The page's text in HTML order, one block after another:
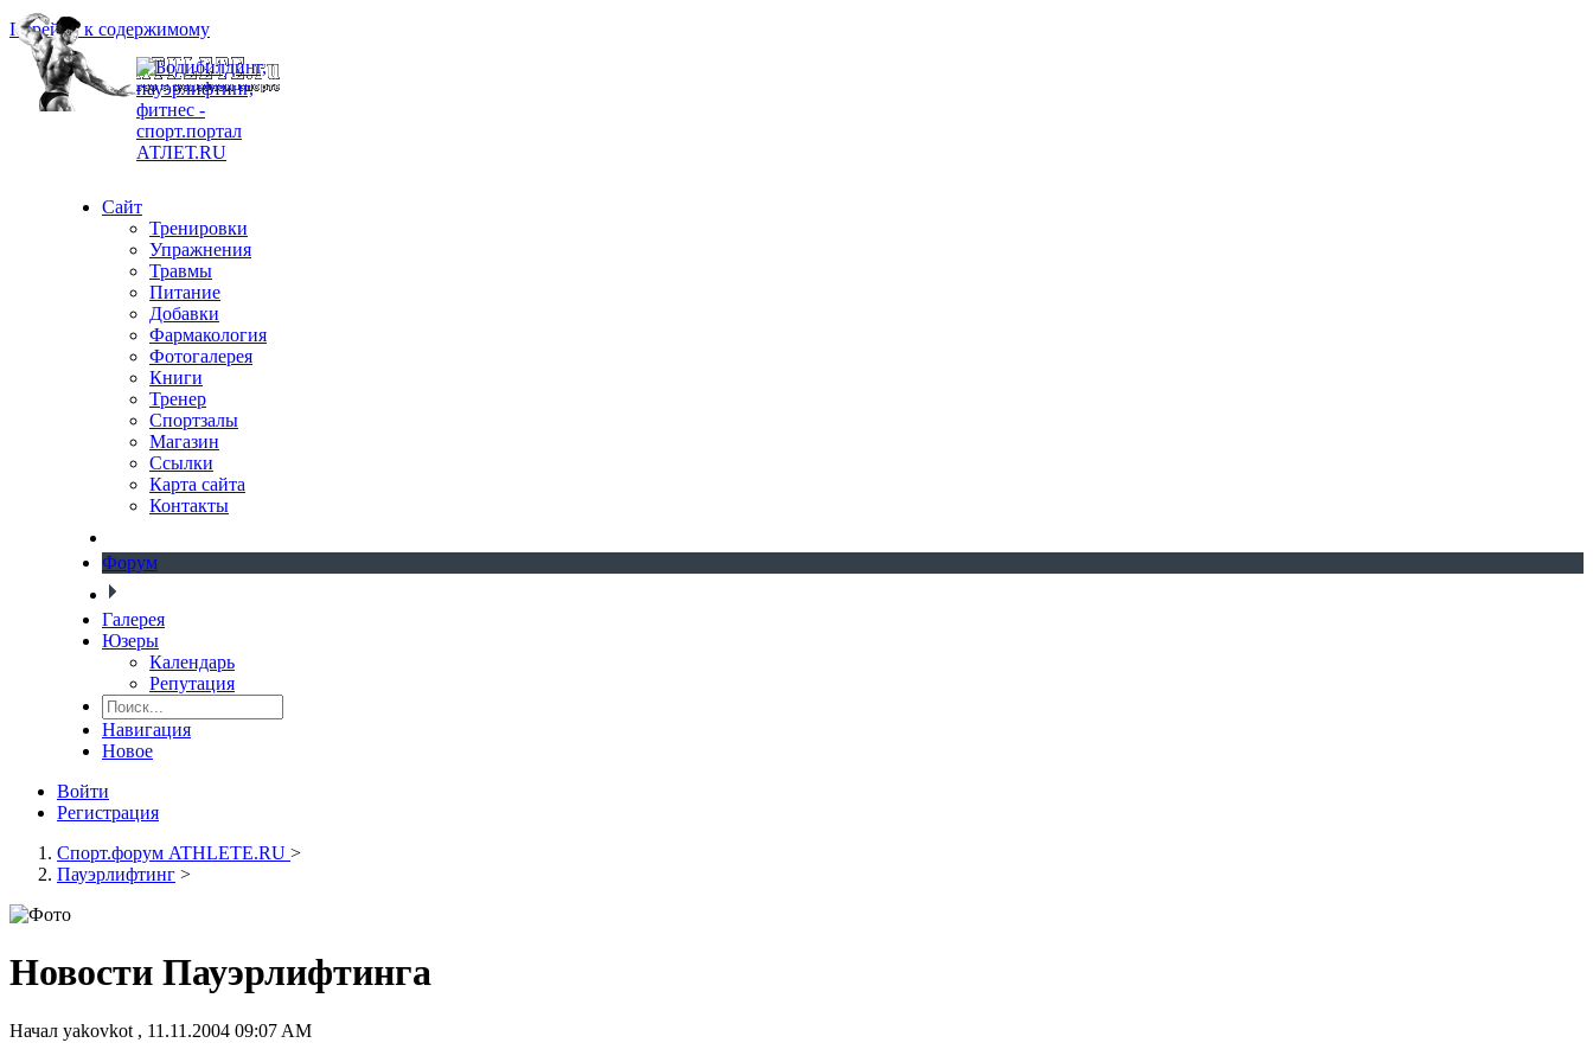
Перейти к содержимому
Сайт
Тренировки
Упражнения
Травмы
Питание
Добавки
Фармакология
Фотогалерея
Книги
Тренер
Спортзалы
Магазин
Ссылки
Карта сайта
Контакты
Форум
Галерея
Юзеры
Календарь
Репутация
Навигация
Новое
Войти
Регистрация
Спорт.форум ATHLETE.RU >
Пауэрлифтинг >
Новости Пауэрлифтинга
Начал yakovkot , 11.11.2004 09:07 AM